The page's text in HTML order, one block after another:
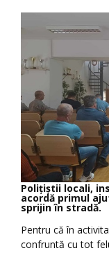
Polițiștii locali,
acordă primul
sprijin în stradă.
Pentru că în
confruntă cu tot